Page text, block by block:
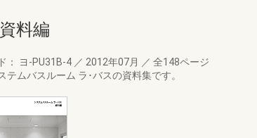
料編
： ヨ-PU31B-4 ／ 2012年07月 ／ 全148ページ
テムバスルーム ラ･バスの資料集です。